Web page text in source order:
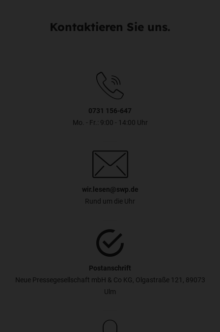
Kontaktieren Sie uns.
0731 156-647
Mo. - Fr.: 9:00 - 14:00 Uhr
wir.lesen@swp.de
Rund um die Uhr
Postanschrift
Neue Pressegesellschaft mbH & Co KG, Olgastraße 121, 89073
Ulm